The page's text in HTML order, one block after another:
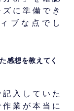
に準備でき
ブな点でし
感想を教えてく
入していた
業が本当に